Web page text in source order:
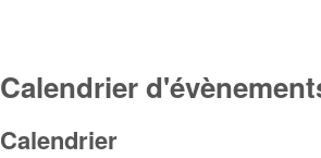
Calendrier
Calendrier